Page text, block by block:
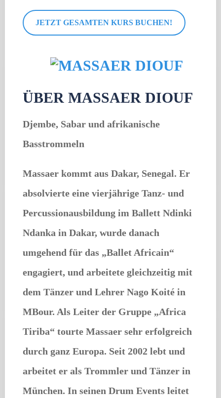
JETZT GESAMTEN KURS BUCHEN!
ÜBER MASSAER DIOUF
Djembe, Sabar und afrikanische
Basstrommeln
Massaer kommt aus Dakar, Senegal. Er
absolvierte eine vierjährige Tanz- und
Percussionausbildung im Ballett Ndinki
Ndanka in Dakar, wurde danach
umgehend für das „Ballet Africain“
engagiert, und arbeitete gleichzeitig mit
dem Tänzer und Lehrer Nago Koité in
MBour. Als Leiter der Gruppe „Africa
Tiriba“ tourte Massaer sehr erfolgreich
durch ganz Europa. Seit 2002 lebt und
arbeitet er als Trommler und Tänzer in
München. In seinen Drum Events leitet